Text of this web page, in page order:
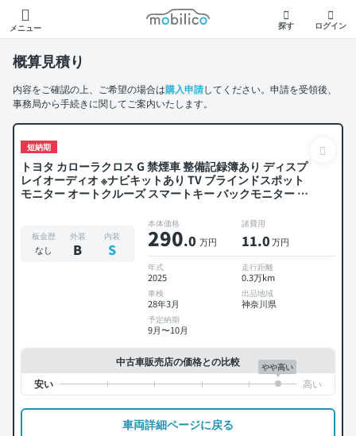
メニュー
モビリコ
探す ログイン
概算見積り
内容をご確認の上、ご希望の場合は購入申請してください。申請を受領後、
事務局から手続きに関してご案内いたします。
短納期
トヨタ カローラクロス G 禁煙車 整備記録簿あり ディスプ
レイオーディオ ※ナビキットあり TV ブラインドスポット
モニター オートクルーズ スマートキー バックモニター 衝
板金歴
なし
外装
B
内装
S
本体価格
290.0 万円
諸費用
11.0万円
年式
2025
走行距離
0.3万km
車検
28年3月
出品地域
神奈川県
予定納期
9月〜10月
中古車販売店の価格との比較 やや高い
車両詳細ページに戻る